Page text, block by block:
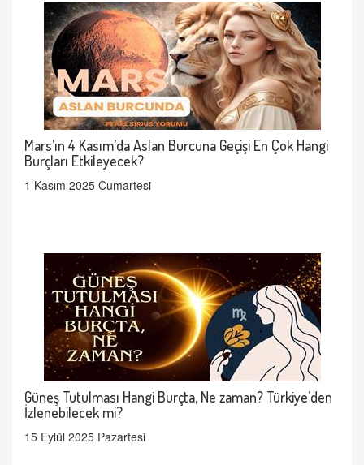
Mars’ın 4 Kasım’da Aslan Burcuna Geçişi En Çok Hangi
Burçları Etkileyecek?
1 Kasım 2025 Cumartesi
Güneş Tutulması Hangi Burçta, Ne zaman? Türkiye’den
İzlenebilecek mi?
15 Eylül 2025 Pazartesi